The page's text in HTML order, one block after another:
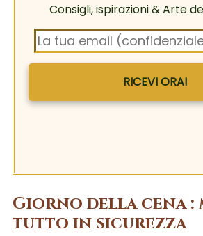
Consigli, ispirazioni & Arte
RICEVI ORA!
Giorno della cena :
tutto in sicurezza